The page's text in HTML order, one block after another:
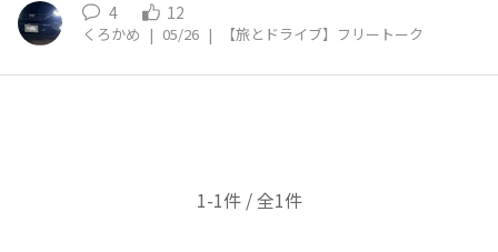
4 12
くろかめ | 05/26 | 【旅とドライブ】フリートーク
1-1件 / 全1件